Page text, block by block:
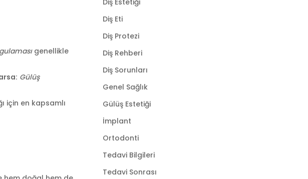
genellikle
Gülüş
için en kapsamlı
Diş Estetiği
Diş Eti
Diş Protezi
Diş Rehberi
Diş Sorunları
Genel Sağlık
Gülüş Estetiği
İmplant
Ortodonti
Tedavi Bilgileri
Tedavi Sonrası